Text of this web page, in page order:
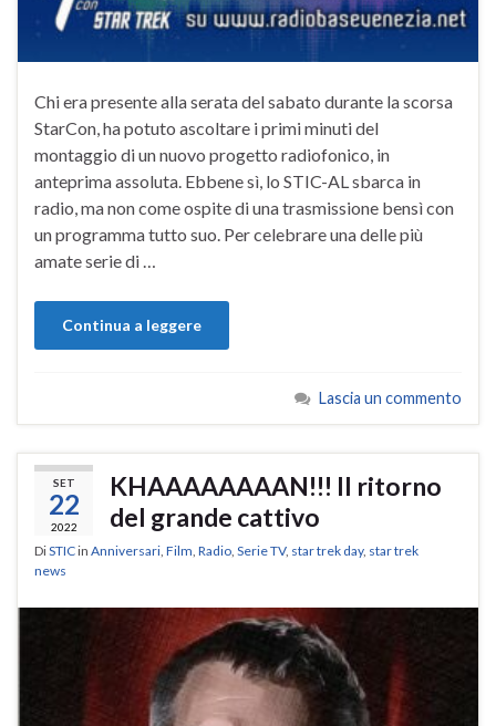
Chi era presente alla serata del sabato durante la scorsa
StarCon, ha potuto ascoltare i primi minuti del
montaggio di un nuovo progetto radiofonico, in
anteprima assoluta. Ebbene sì, lo STIC-AL sbarca in
radio, ma non come ospite di una trasmissione bensì con
un programma tutto suo. Per celebrare una delle più
amate serie di …
Continua a leggere
Lascia un commento
SET
22
2022
KHAAAAAAAAN!!! Il ritorno
del grande cattivo
DiSTICin Anniversari, Film, Radio, Serie TV, star trek day, star trek
news